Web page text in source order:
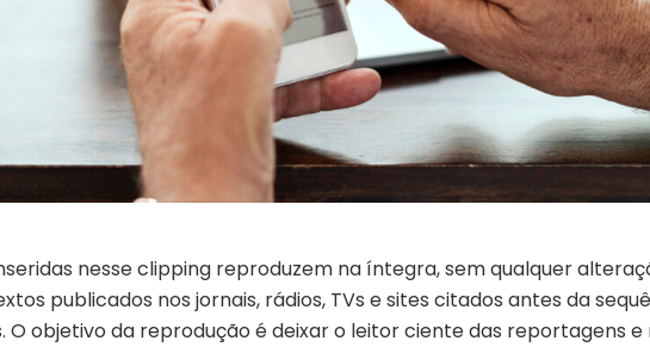
nesse clipping reproduzem na íntegra, sem qualquer
publicados nos jornais, rádios, TVs e sites citados antes da
O objetivo da reprodução é deixar o leitor ciente das reportagens e